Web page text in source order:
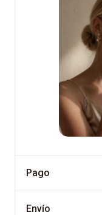
Pago
Envío